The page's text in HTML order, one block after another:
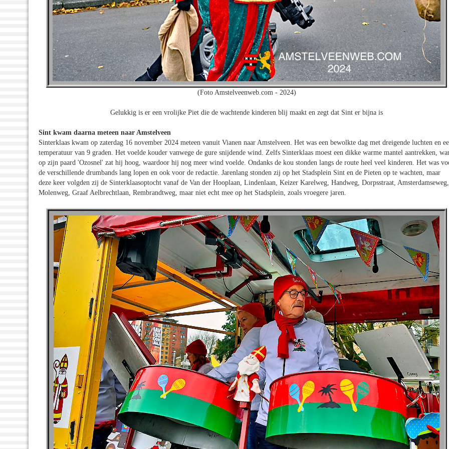
(Foto Amstelveenweb.com - 2024)
Gelukkig is er een vrolijke Piet die de wachtende kinderen blij maakt en zegt dat Sint er bijna is
Sint kwam daarna meteen naar Amstelveen
Sinterklaas kwam op zaterdag 16 november 2024 meteen vanuit Vianen naar Amstelveen. Het was een bewolkte dag met dreigende luchten en
temperatuur van 9 graden. Het voelde kouder vanwege de gure snijdende wind. Zelfs Sinterklaas moest een dikke warme mantel aantrekken,
op zijn paard 'Ozosnel' zat hij hoog, waardoor hij nog meer wind voelde. Ondanks de kou stonden langs de route heel veel kinderen. Het was
de verschillende drumbands lang lopen en ook voor de redactie. Jarenlang stonden zij op het Stadsplein Sint en de Pieten op te wachten, maar
deze keer volgden zij de Sinterklaasoptocht vanaf de Van der Hooplaan, Lindenlaan, Keizer Karelweg, Handweg, Dorpsstraat, Amsterdamseweg,
Molenweg, Graaf Aelbrechtlaan, Rembrandtweg, maar niet echt mee op het Stadsplein, zoals vroegere jaren.